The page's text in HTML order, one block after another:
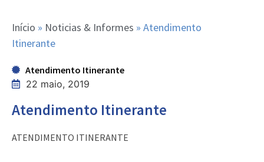
Início » Noticias & Informes » Atendimento
Itinerante
Atendimento Itinerante
22 maio, 2019
Atendimento Itinerante
ATENDIMENTO ITINERANTE